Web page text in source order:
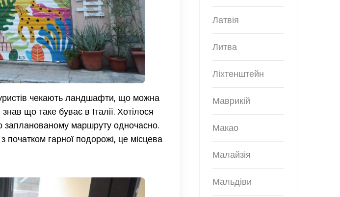
чекають ландшафти, що можна
що таке буває в Італії. Хотілося
запланованому маршруту одночасно.
гарної подорожі, це місцева
Латвія
Литва
Ліхтенштейн
Маврикій
Макао
Малайзія
Мальдіви